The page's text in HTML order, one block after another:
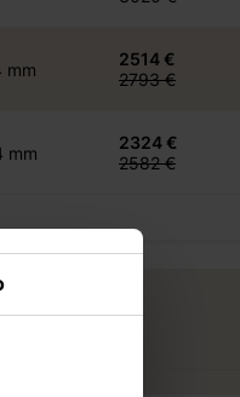
mm
2514 €
2793 €
mm
2324 €
2582 €